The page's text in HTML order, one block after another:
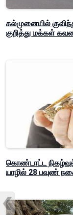
கல்முனையில்
குறித்து மக்கள்
கொண்டாட்ட
யாழில் 28 பவுண்